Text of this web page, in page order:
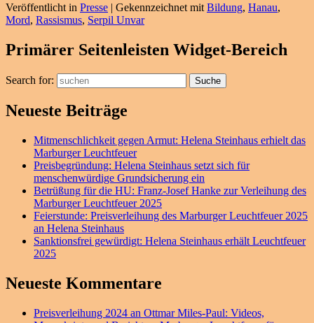
Veröffentlicht in Presse | Gekennzeichnet mit Bildung, Hanau,
Mord, Rassismus, Serpil Unvar
Primärer Seitenleisten Widget-Bereich
Search for: Suche
Neueste Beiträge
Mitmenschlichkeit gegen Armut: Helena Steinhaus erhielt das
Marburger Leuchtfeuer
Preisbegründung: Helena Steinhaus setzt sich für
menschenwürdige Grundsicherung ein
Betrüßung für die HU: Franz-Josef Hanke zur Verleihung des
Marburger Leuchtfeuer 2025
Feierstunde: Preisverleihung des Marburger Leuchtfeuer 2025
an Helena Steinhaus
Sanktionsfrei gewürdigt: Helena Steinhaus erhält Leuchtfeuer
2025
Neueste Kommentare
Preisverleihung 2024 an Ottmar Miles-Paul: Videos,